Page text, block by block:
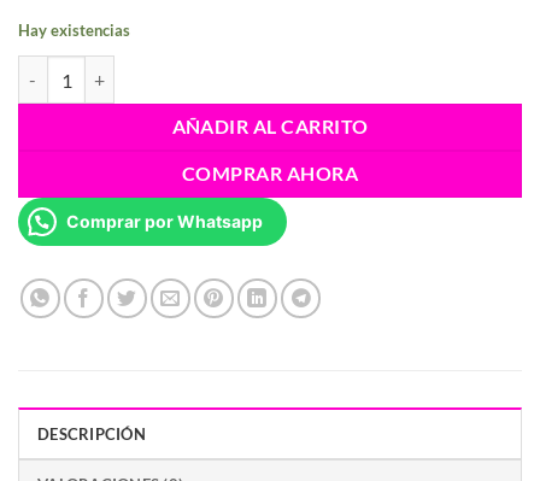
Hay existencias
AÑADIR AL CARRITO
COMPRAR AHORA
Comprar por Whatsapp
DESCRIPCIÓN